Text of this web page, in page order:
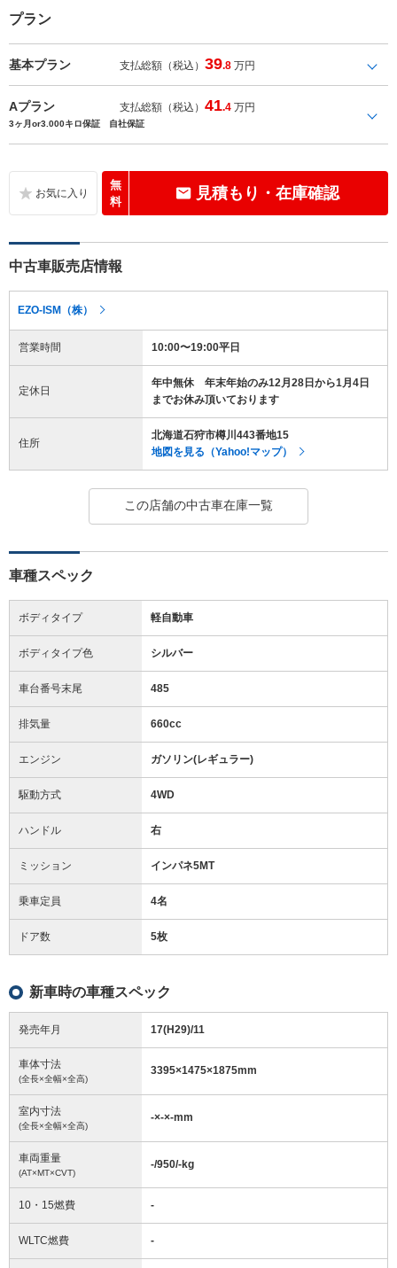
プラン
基本プラン 支払総額（税込）39.8 万円
Aプラン 支払総額（税込）41.4 万円
3ヶ月or3.000キロ保証 自社保証
無
料
見積もり・在庫確認
中古車販売店情報
EZO-ISM（株）
営業時間 10:00〜19:00平日
定休日
年中無休 年末年始のみ12月28日から1月4日
までお休み頂いております
住所
北海道石狩市樽川443番地15
地図を見る（Yahoo!マップ）
この店舗の中古車在庫一覧
車種スペック
ボディタイプ 軽自動車
ボディタイプ色 シルバー
車台番号末尾 485
排気量 660cc
エンジン ガソリン(レギュラー)
駆動方式 4WD
ハンドル 右
ミッション インパネ5MT
乗車定員 4名
ドア数 5枚
新車時の車種スペック
発売年月 17(H29)/11
車体寸法
(全長×全幅×全高)
3395×1475×1875mm
室内寸法
(全長×全幅×全高)
-×-×-mm
車両重量
(AT×MT×CVT)
-/950/-kg
10・15燃費 -
WLTC燃費 -